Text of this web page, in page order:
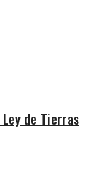
de Tierras